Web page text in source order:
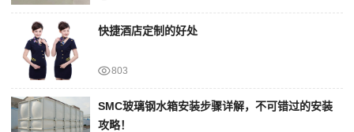
快捷酒店定制的好处
803
SMC玻璃钢水箱安装步骤详解，不可错过的安装
攻略！